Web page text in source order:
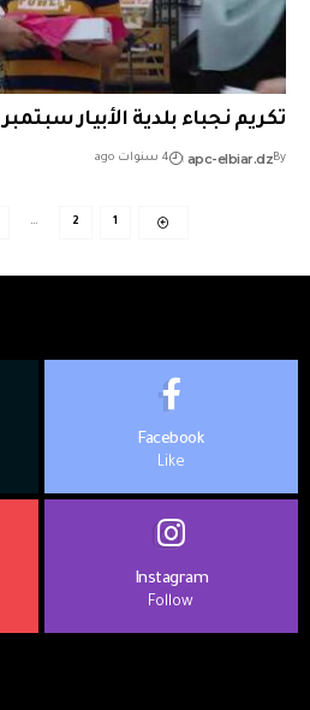
تكريم نجباء بلدية الأبيار سبتمبر 2023
By
apc-elbiar.dz 4 سنوات ago
1
2
…
Facebook
Like
Instagram
Follow